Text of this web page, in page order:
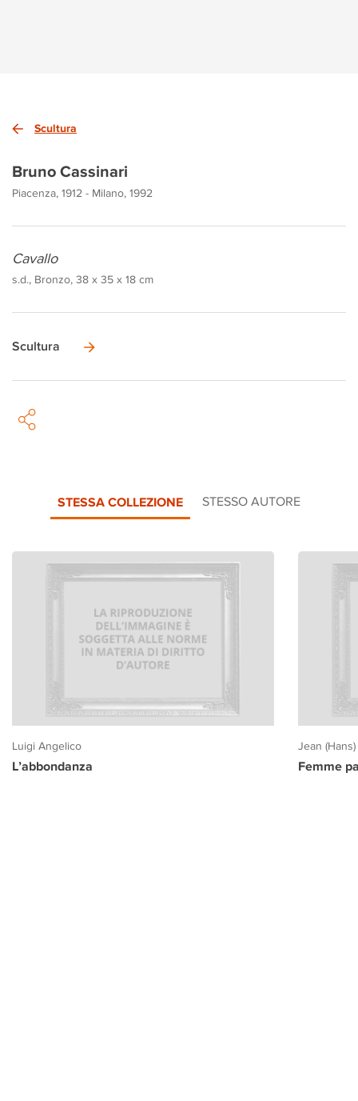
Scultura
Bruno Cassinari
Piacenza, 1912 - Milano, 1992
Cavallo
s.d., Bronzo, 38 x 35 x 18 cm
Scultura
STESSA COLLEZIONE STESSO AUTORE
Luigi Angelico
L’abbondanza
Jean
Femme